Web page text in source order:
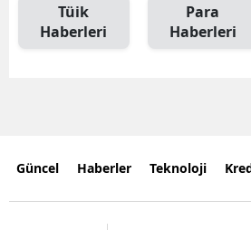
Tüik
Haberleri
Para
Haberleri
Güncel Haberler Teknoloji